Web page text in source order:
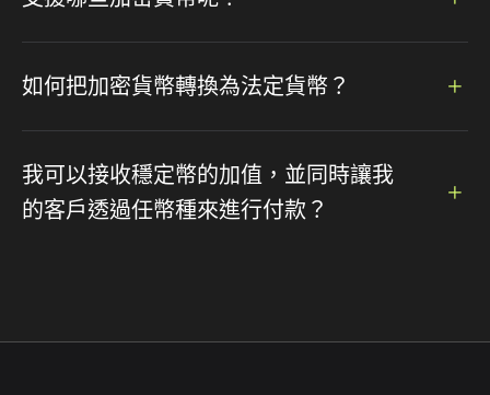
太幣、狗狗幣、萊特幣、泰達幣⋯⋯
如何把加密貨幣轉換為法定貨幣？
鬆使用.
我可以接收穩定幣的加值，並同時讓我
的客戶透過任幣種來進行付款？